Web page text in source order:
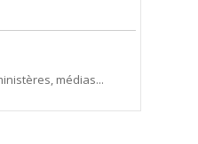
médias...